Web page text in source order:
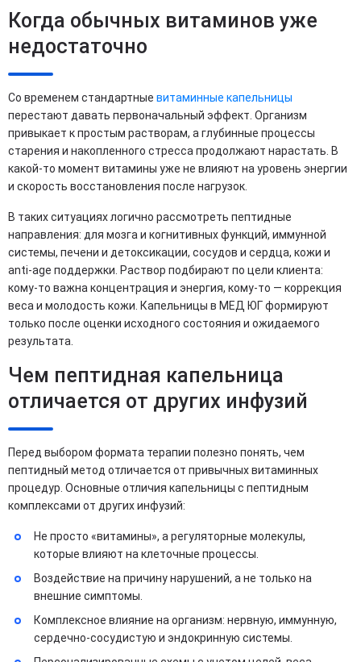
Когда обычных витаминов уже
недостаточно
Со временем стандартные витаминные капельницы
перестают давать первоначальный эффект. Организм
привыкает к простым растворам, а глубинные процессы
старения и накопленного стресса продолжают нарастать. В
какой-то момент витамины уже не влияют на уровень энергии
и скорость восстановления после нагрузок.
В таких ситуациях логично рассмотреть пептидные
направления: для мозга и когнитивных функций, иммунной
системы, печени и детоксикации, сосудов и сердца, кожи и
anti-age поддержки. Раствор подбирают по цели клиента:
кому-то важна концентрация и энергия, кому-то — коррекция
веса и молодость кожи. Капельницы в МЕД ЮГ формируют
только после оценки исходного состояния и ожидаемого
результата.
Чем пептидная капельница
отличается от других инфузий
Перед выбором формата терапии полезно понять, чем
пептидный метод отличается от привычных витаминных
процедур. Основные отличия капельницы с пептидным
комплексами от других инфузий:
Не просто «витамины», а регуляторные молекулы,
которые влияют на клеточные процессы.
Воздействие на причину нарушений, а не только на
внешние симптомы.
Комплексное влияние на организм: нервную, иммунную,
сердечно-сосудистую и эндокринную системы.